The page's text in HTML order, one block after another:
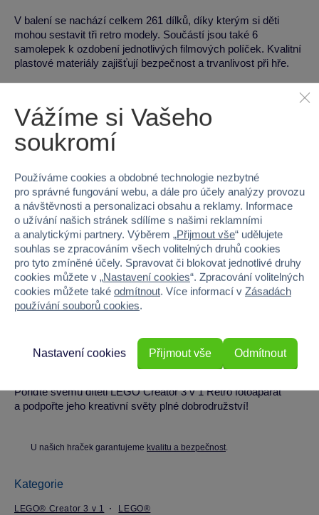
V balení se nachází celkem 261 dílků, díky kterým si děti
mohou sestavit tři retro modely. Součástí jsou také 6
samolepek k ozdobení jednotlivých filmových políček. Kvalitní
plastové materiály zajišťují bezpečnost a trvanlivost při hře.
Podpora rozvoje jemné motoriky a zručnosti
Podpora logického myšlení a trpělivosti
Možnost experimentovat s různými modely a příběhy
Technická specifikace
Materiál: Plast
Hmotnost:402 g
Rozměry (v x š x h):19,1 x 26,2 x 4,6 cm
Pro koho je hračka vhodná
Ideální pro děti od 8 let, vhodné pro kluky i holky. Skvělé pro
kreativní zábavu doma i jako dárek.
Pořiďte svému dítěti LEGO Creator 3 v 1 Retro fotoaparát
a podpořte jeho kreativní světy plné dobrodružství!
U našich hraček garantujeme kvalitu a bezpečnost.
Kategorie
LEGO® Creator 3 v 1 LEGO®
Vážíme si Vašeho
soukromí
Používáme cookies a obdobné technologie nezbytné
pro správné fungování webu, a dále pro účely analýzy provozu
a návštěvnosti a personalizaci obsahu a reklamy. Informace
o užívání našich stránek sdílíme s našimi reklamními
a analytickými partnery. Výběrem „Přijmout vše“ udělujete
souhlas se zpracováním všech volitelných druhů cookies
pro tyto zmíněné účely. Spravovat či blokovat jednotlivé druhy
cookies můžete v „Nastavení cookies“. Zpracování volitelných
cookies můžete také odmítnout. Více informací v Zásadách
používání souborů cookies.
Odmítnout
Nastavení cookies Přijmout vše